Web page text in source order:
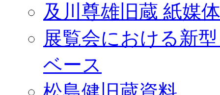
及川尊雄旧蔵 紙媒
展覧会における新
ベース